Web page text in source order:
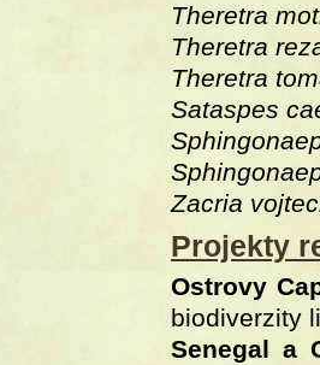
Theretra
Theretra
Theretra
Sataspes
Zacria
Projekty
Ostrovy
biodiverzity
Senegal a